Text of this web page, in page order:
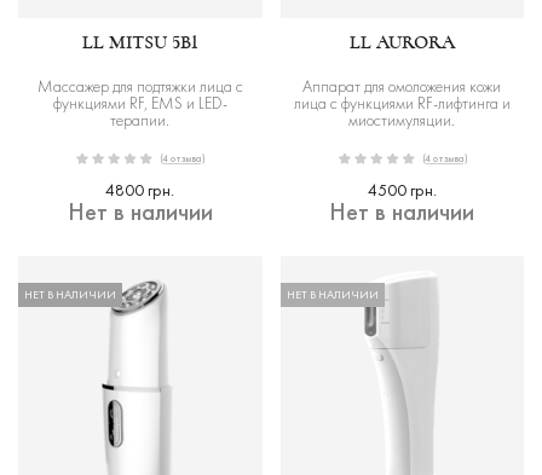
LL MITSU 5В1
Массажер для подтяжки лица с
функциями RF, EMS и LED-
терапии.
(4 отзыва)
4800 грн.
Нет в наличии
LL AURORA
Аппарат для омоложения кожи
лица c функциями RF-лифтинга и
миостимуляции.
(4 отзыва)
4500 грн.
Нет в наличии
НЕТ В НАЛИЧИИ НЕТ В НАЛИЧИИ